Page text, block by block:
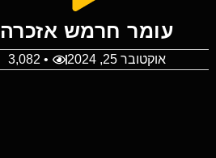
עומר חרמש אזכרה
אוקטובר 25, 2024 • 3,082